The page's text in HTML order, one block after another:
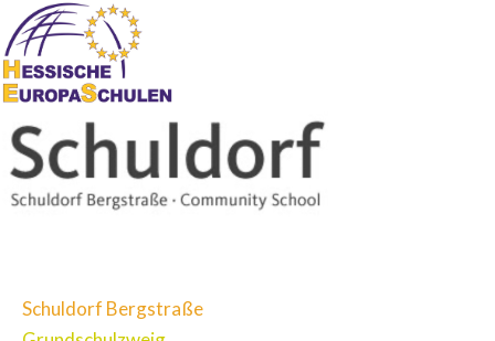
Schuldorf Bergstraße